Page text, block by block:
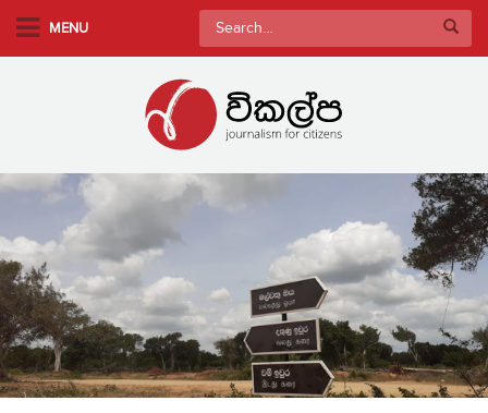
m
n
c
o
n
t
e
MENU
Search
for: